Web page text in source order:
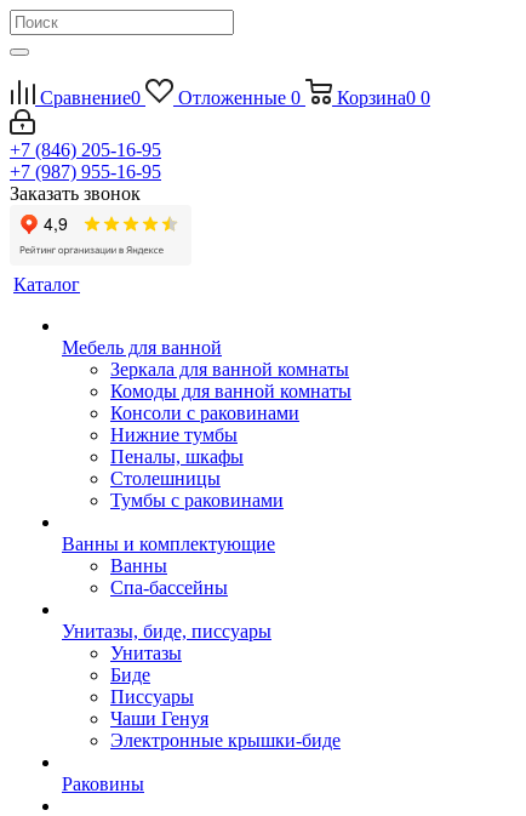
Сравнение0 Отложенные 0 Корзина0 0
+7 (846) 205-16-95
+7 (987) 955-16-95
Заказать звонок
Каталог
Мебель для ванной
Зеркала для ванной комнаты
Комоды для ванной комнаты
Консоли с раковинами
Нижние тумбы
Пеналы, шкафы
Столешницы
Тумбы с раковинами
Ванны и комплектующие
Ванны
Спа-бассейны
Унитазы, биде, писсуары
Унитазы
Биде
Писсуары
Чаши Генуя
Электронные крышки-биде
Раковины